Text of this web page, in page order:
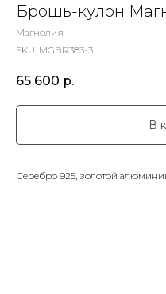
Брошь-кулон
Магнолия
SKU: MGBR383-3
65 600 р.
В
Серебро 925, золотой